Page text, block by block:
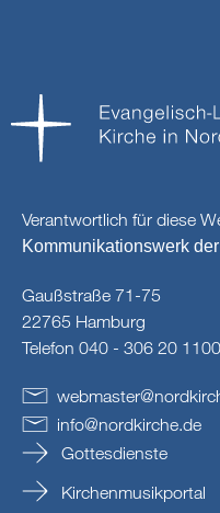
Verantwortlich für diese
Kommunikationswerk
Gaußstraße 71-75
22765 Hamburg
Telefon 040 - 306 20 1100
webmaster@
info@nordkirche.de
Gottesdienste
Kirchenmusikportal